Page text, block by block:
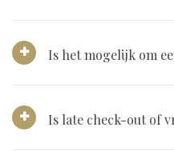
Is het mogelijk om
Is late check-out of